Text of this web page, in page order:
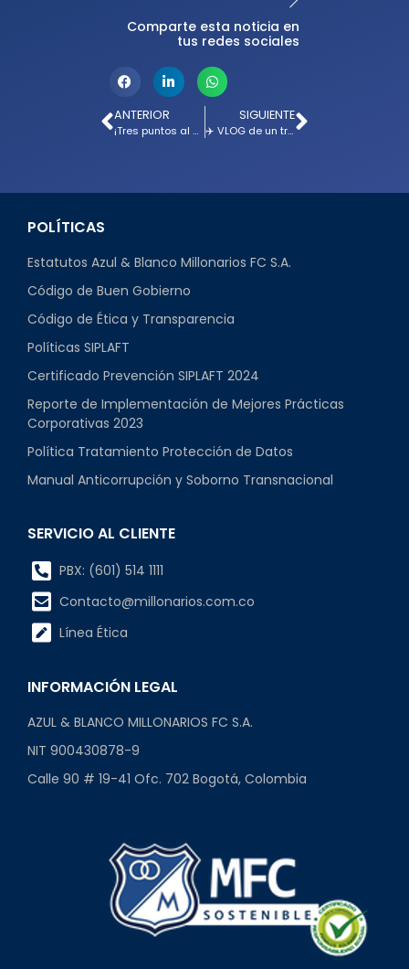
Comparte esta noticia en
tus redes sociales
ANTERIOR
¡Tres puntos al bolsillo! Millonarios triunfó en Yopal
SIGUIENTE
✈️ VLOG de un triunfo especial para Millonarios en Yopal
POLÍTICAS
Estatutos Azul & Blanco Millonarios FC S.A.
Código de Buen Gobierno
Código de Ética y Transparencia
Políticas SIPLAFT
Certificado Prevención SIPLAFT 2024
Reporte de Implementación de Mejores Prácticas
Corporativas 2023
Política Tratamiento Protección de Datos
Manual Anticorrupción y Soborno Transnacional
SERVICIO AL CLIENTE
PBX: (601) 514 1111
Contacto@millonarios.com.co
Línea Ética
INFORMACIÓN LEGAL
AZUL & BLANCO MILLONARIOS FC S.A.
NIT 900430878-9
Calle 90 # 19-41 Ofc. 702 Bogotá, Colombia